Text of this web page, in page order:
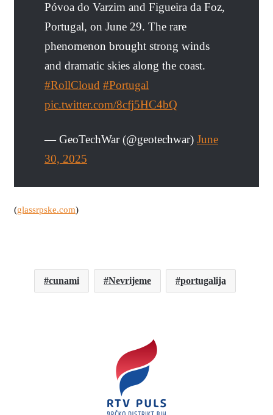
Póvoa do Varzim and Figueira da Foz,
Portugal, on June 29. The rare
phenomenon brought strong winds
and dramatic skies along the coast.
#RollCloud #Portugal
pic.twitter.com/8cfj5HC4bQ
— GeoTechWar (@geotechwar) June
30, 2025
(glassrpske.com)
cunami Nevrijeme portugalija